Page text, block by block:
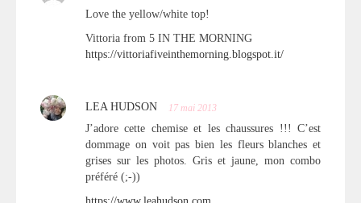
Love the yellow/white top!
Vittoria from 5 IN THE MORNING
https://vittoriafiveinthemorning.blogspot.it/
LEA HUDSON 17 mai 2013
J’adore cette chemise et les chaussures !!! C’est
dommage on voit pas bien les fleurs blanches et
grises sur les photos. Gris et jaune, mon combo
préféré (;-))